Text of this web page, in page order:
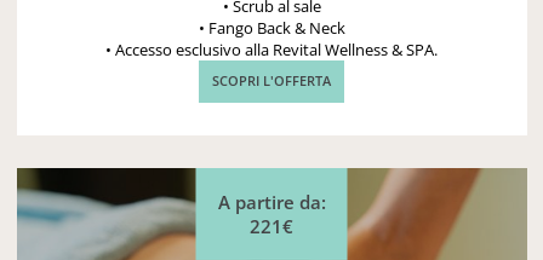
• Scrub al sale
• Fango Back & Neck
• Accesso esclusivo alla Revital Wellness & SPA.
SCOPRI L'OFFERTA
A partire da:
221€